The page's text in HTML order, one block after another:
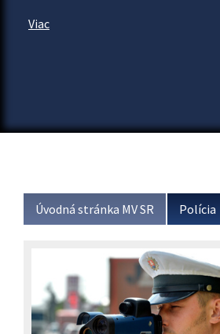
Viac
Úvodná stránka MV SR Polícia